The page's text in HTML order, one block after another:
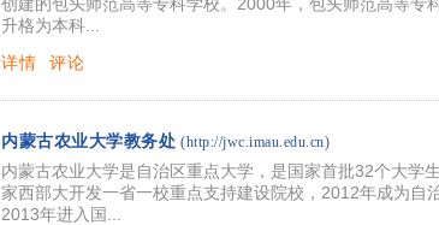
升格为本科...
详情
评论
内蒙古农业大学教务处 (http://jwc.imau.edu.cn)
内蒙古农业大学是自治区重点大学，是国家首批32个大学
家西部大开发一省一校重点支持建设院校，2012年成为自
2013年进入国...